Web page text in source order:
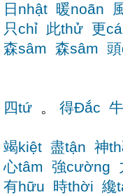
日nhật 暖noãn
只chỉ 此thử 更
森sâm 森sâm
四tứ 。 得Đắc
竭kiệt 盡tận 神
心tâm 強cường
有hữu
時thời 纔